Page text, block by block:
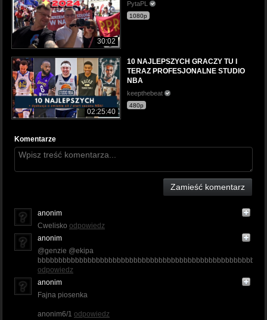
30:02
PytaPL
1080p
02:25:40
10 NAJLEPSZYCH GRACZY TU I
TERAZ PROFESJONALNE STUDIO
NBA
keepthebeat
480p
Komentarze
Zamieść komentarz
anonim
Cwelisko odpowiedz
anonim
@genzie @ekipa
odpowiedz
anonim
Fajna piosenka
anonim6/1 odpowiedz